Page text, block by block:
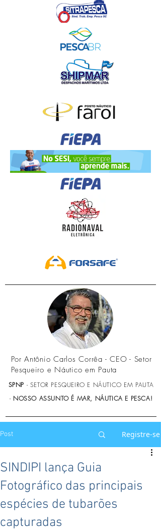
Por Antônio Carlos Corrêa - CEO - Setor
Pesqueiro e Náutico em Pauta
SPNP - SETOR PESQUEIRO E NÁUTICO EM PAUTA
- NOSSO ASSUNTO É MAR, NÁUTICA E PESCA!
Post Registre-se
SINDIPI lança Guia
Fotográfico das principais
espécies de tubarões
capturadas